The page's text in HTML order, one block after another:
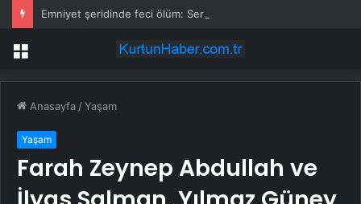
Menü
Anasayfa /Yaşam
Yaşam
Farah Zeynep Abdullah ve